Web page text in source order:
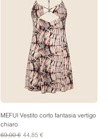
MEFUI Vestito corto fantasia vertigo
chiaro
Prezzo regolare
69,00 € Prezzo scontato
44,85 €